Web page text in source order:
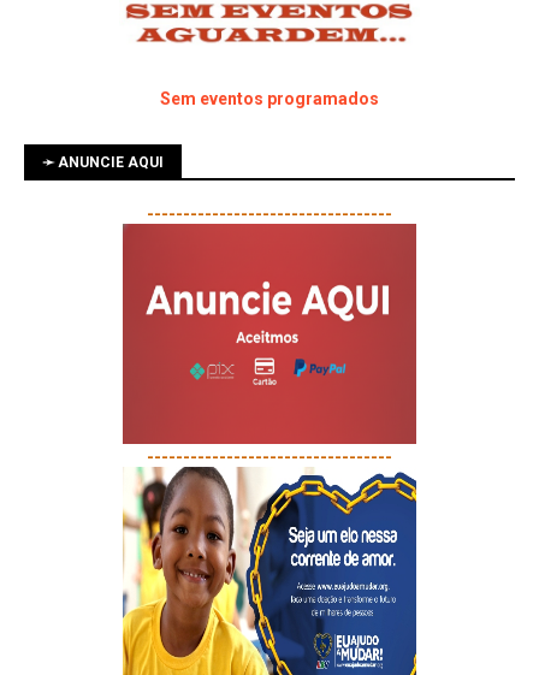
Sem eventos programados
➛ ANUNCIE AQUI
----------------------------------
----------------------------------